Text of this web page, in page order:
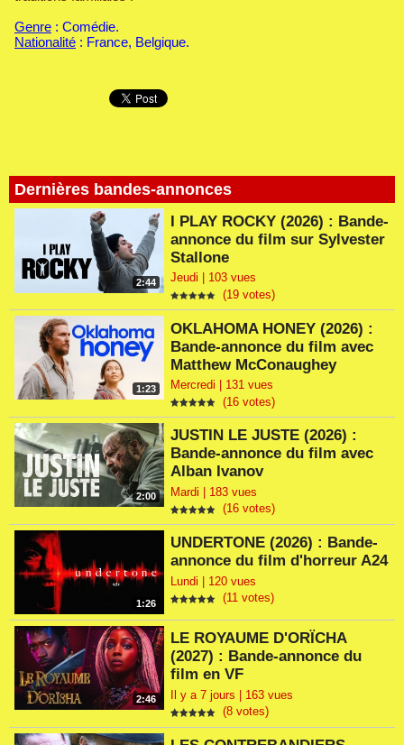
Dernières bandes-annonces
2:44
I PLAY ROCKY (2026) : Bande-
annonce du film sur Sylvester
Stallone
Jeudi | 103 vues
(19 votes)
1:23
OKLAHOMA HONEY (2026) :
Bande-annonce du film avec
Matthew McConaughey
Mercredi | 131 vues
(16 votes)
2:00
JUSTIN LE JUSTE (2026) :
Bande-annonce du film avec
Alban Ivanov
Mardi | 183 vues
(16 votes)
1:26
UNDERTONE (2026) : Bande-
annonce du film d'horreur A24
Lundi | 120 vues
(11 votes)
2:46
LE ROYAUME D'ORÏCHA
(2027) : Bande-annonce du
film en VF
Il y a 7 jours | 163 vues
(8 votes)
Genre : Comédie.
Nationalité : France, Belgique.